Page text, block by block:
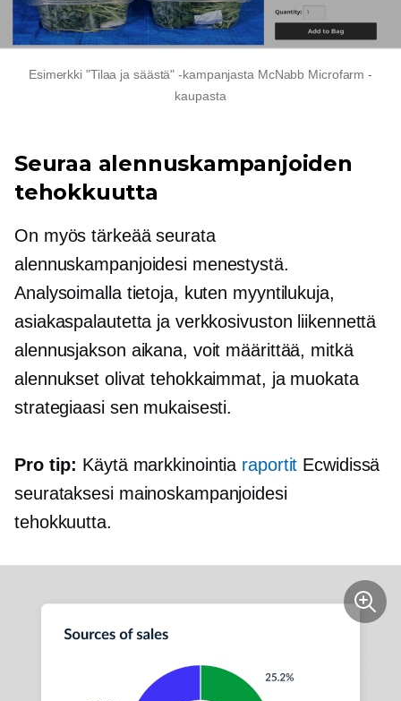
Esimerkki "Tilaa ja säästä" -kampanjasta McNabb Microfarm -
kaupasta
Seuraa alennuskampanjoiden
tehokkuutta
On myös tärkeää seurata
alennuskampanjoidesi menestystä.
Analysoimalla tietoja, kuten myyntilukuja,
asiakaspalautetta ja verkkosivuston liikennettä
alennusjakson aikana, voit määrittää, mitkä
alennukset olivat tehokkaimmat, ja muokata
strategiaasi sen mukaisesti.
Pro tip: Käytä markkinointia raportit Ecwidissä
seurataksesi mainoskampanjoidesi
tehokkuutta.